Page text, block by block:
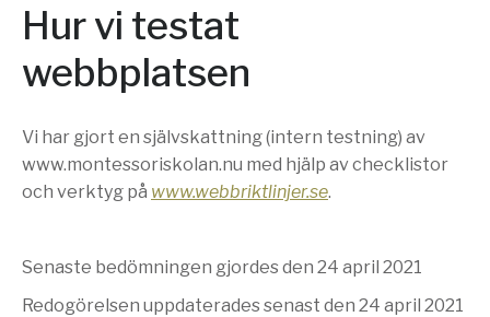
Hur vi testat
webbplatsen
Vi har gjort en självskattning (intern testning) av
www.montessoriskolan.nu med hjälp av checklistor
och verktyg på www.webbriktlinjer.se.
Senaste bedömningen gjordes den 24 april 2021
Redogörelsen uppdaterades senast den 24 april 2021